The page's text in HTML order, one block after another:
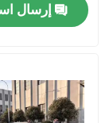
بيت
أشرطة فيديو
إرسال